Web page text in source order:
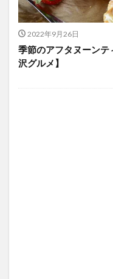
2022年9月26日
季節のアフタヌーン
沢グルメ】